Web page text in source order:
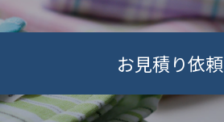
お見積り依頼